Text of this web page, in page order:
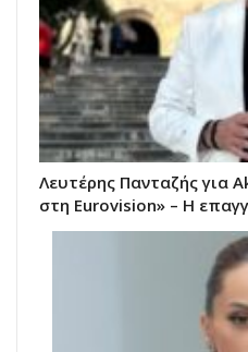
Λευτέρης Πανταζής για
στη Eurovision» – Η